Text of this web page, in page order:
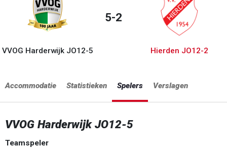
VVOG Harderwijk JO12-5
5-2
Hierden JO12-2
Accommodatie Statistieken Spelers Verslagen
VVOG Harderwijk JO12-5
Teamspeler